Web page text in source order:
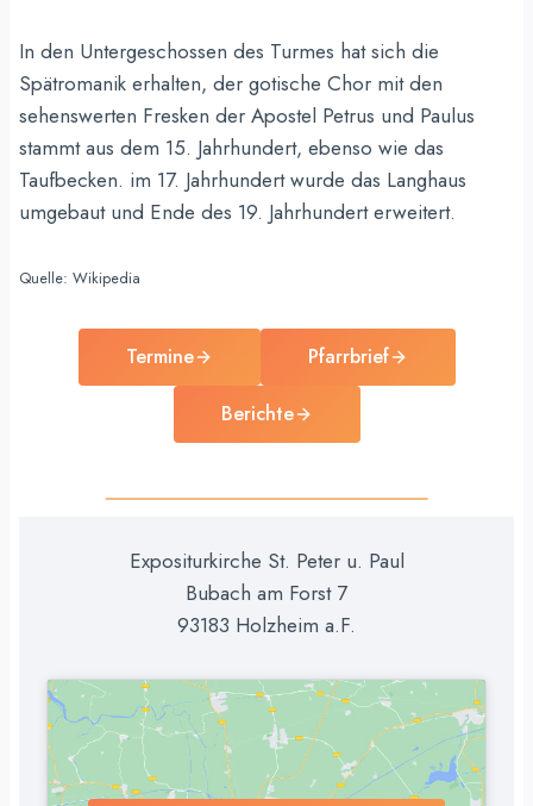
In den Untergeschossen des Turmes hat sich die
Spätromanik erhalten, der gotische Chor mit den
sehenswerten Fresken der Apostel Petrus und Paulus
stammt aus dem 15. Jahrhundert, ebenso wie das
Taufbecken. im 17. Jahrhundert wurde das Langhaus
umgebaut und Ende des 19. Jahrhundert erweitert.
Quelle: Wikipedia
Termine Pfarrbrief
Berichte
Expositurkirche St. Peter u. Paul
Bubach am Forst 7
93183 Holzheim a.F.